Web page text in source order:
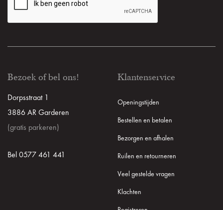
Bezoek of bel ons!
Dorpsstraat 1
3886 AR Garderen
(gratis parkeren)
Bel 0577 461 441
Klantenservice
Openingstijden
Bestellen en betalen
Bezorgen en afhalen
Ruilen en retourneren
Veel gestelde vragen
Klachten